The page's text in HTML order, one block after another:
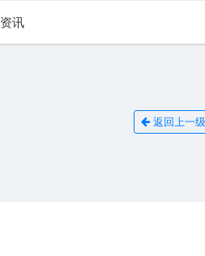
资讯
返回上一级